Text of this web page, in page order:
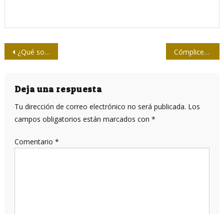
Navegación
entradas
¿Qué son los dominios en Internet? Cómplices y culpables
Deja una respuesta
Tu dirección de correo electrónico no será publicada. Los
campos obligatorios están marcados con *
Comentario *